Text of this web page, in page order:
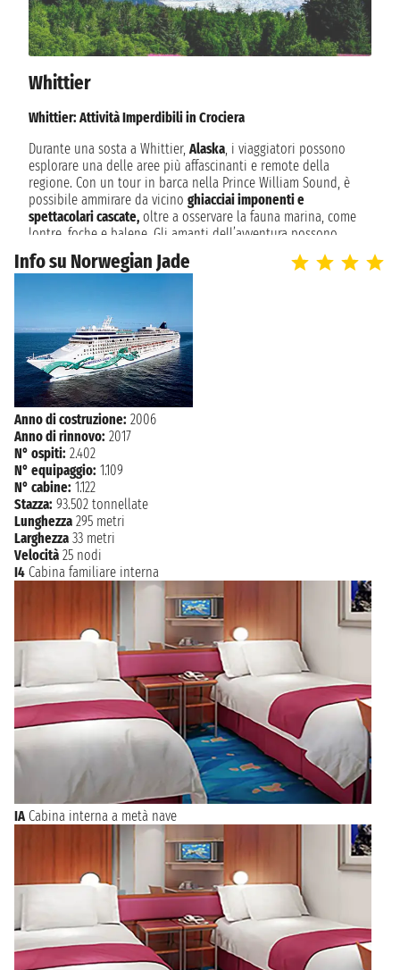
venerdì 21 agosto 2026
06:00 - 16:00
SKAGWAY
11:00 - 20:00
domenica 23 agosto 2026 NAVIGAZIONE
lunedì 24 agosto 2026
07:00
VANCOUVER
Whittier
Whittier: Attività Imperdibili in Crociera
Durante una sosta a Whittier, Alaska, i viaggiatori possono
esplorare una delle aree più affascinanti e remote della
regione. Con un tour in barca nella Prince William Sound, è
possibile ammirare da vicino ghiacciai imponenti e
spettacolari cascate, oltre a osservare la fauna marina, come
lontre, foche e balene. Gli amanti dell’avventura possono
optare per un’escursione guidata in kayak tra le acque
cristalline o una passeggiata lungo il Portage Pass Trail, che
Whittier: la tua crociera nei fiordi dell'Alaska e oltre!
Parti da Whittier, un pittoresco porto in Alaska, per una
crociera che ti immergerà nei paesaggi mozzafiato di ghiacciai,
fiordi e fauna selvatica. Questa è un'opportunità unica per
esplorare la grandezza della natura incontaminata, osservando
balene, orsi e aquile nel loro habitat. A bordo, il comfort e le
viste spettacolari ti accompagneranno in ogni momento. Le
crociere da Whittier offrono un'esperienza di viaggio
indimenticabile, unendo l'avventura con il lusso, per un
viaggio che ti lascerà senza parole.
Info su Norwegian Jade
Anno di costruzione: 2006
Anno di rinnovo: 2017
N° ospiti: 2.402
N° equipaggio: 1.109
N° cabine: 1.122
Stazza: 93.502 tonnellate
Lunghezza 295 metri
Larghezza 33 metri
Velocità 25 nodi
I4 Cabina familiare interna
IA Cabina interna a metà nave